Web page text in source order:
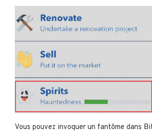
Vous pouvez invoquer un fantôme dans